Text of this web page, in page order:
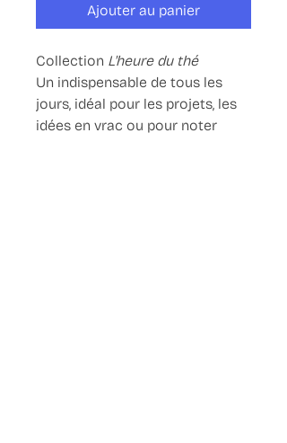
Ajouter au panier
Collection L'heure du thé
Un indispensable de tous les
jours, idéal pour les projets, les
idées en vrac ou pour noter